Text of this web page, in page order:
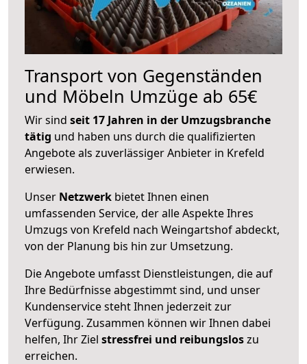
Transport von Gegenständen
und Möbeln Umzüge ab 65€
Wir sind seit 17 Jahren in der Umzugsbranche
tätig und haben uns durch die qualifizierten
Angebote als zuverlässiger Anbieter in Krefeld
erwiesen.
Unser Netzwerk bietet Ihnen einen
umfassenden Service, der alle Aspekte Ihres
Umzugs von Krefeld nach Weingartshof abdeckt,
von der Planung bis hin zur Umsetzung.
Die Angebote umfasst Dienstleistungen, die auf
Ihre Bedürfnisse abgestimmt sind, und unser
Kundenservice steht Ihnen jederzeit zur
Verfügung. Zusammen können wir Ihnen dabei
helfen, Ihr Ziel stressfrei und reibungsloszu
erreichen.